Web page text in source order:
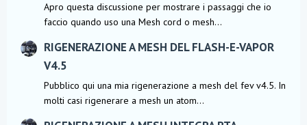
Apro questa discussione per mostrare i passaggi che io
faccio quando uso una Mesh cord o mesh...
RIGENERAZIONE A MESH DEL FLASH-E-VAPOR
V4.5
Pubblico qui una mia rigenerazione a mesh del fev v4.5. In
molti casi rigenerare a mesh un atom...